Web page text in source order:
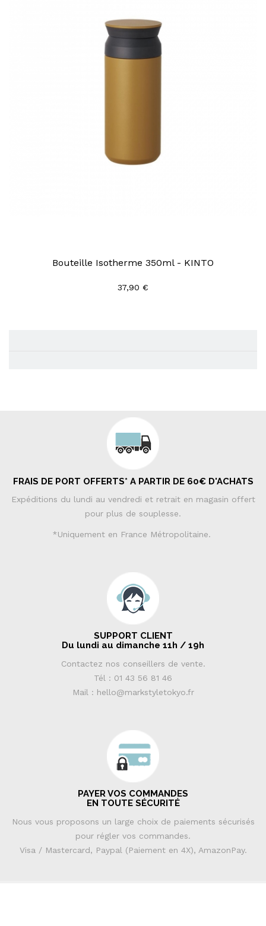
Bouteille Isotherme 350ml - KINTO
37,90 €
FRAIS DE PORT OFFERTS* A PARTIR DE 60€ D'ACHATS
Expéditions du lundi au vendredi et retrait en magasin offert
pour plus de souplesse.
*Uniquement en France Métropolitaine.
SUPPORT CLIENT
Du lundi au dimanche 11h / 19h
Contactez nos conseillers de vente.
Tél : 01 43 56 81 46
Mail : hello@markstyletokyo.fr
PAYER VOS COMMANDES
EN TOUTE SÉCURITÉ
Nous vous proposons un large choix de paiements sécurisés
pour régler vos commandes.
Visa / Mastercard, Paypal (Paiement en 4X), AmazonPay.